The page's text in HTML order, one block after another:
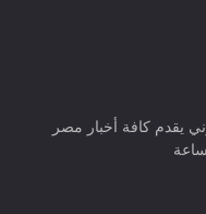
يقدم كافة أخبار مصر